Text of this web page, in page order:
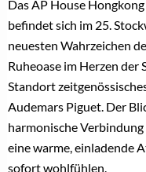
Das AP House
befindet sich im 25.
neuesten Wahrzeichen
Ruheoase im Herzen
Standort
Audemars Piguet. Der
harmonische
eine warme, einladende
sofort wohlfühlen.